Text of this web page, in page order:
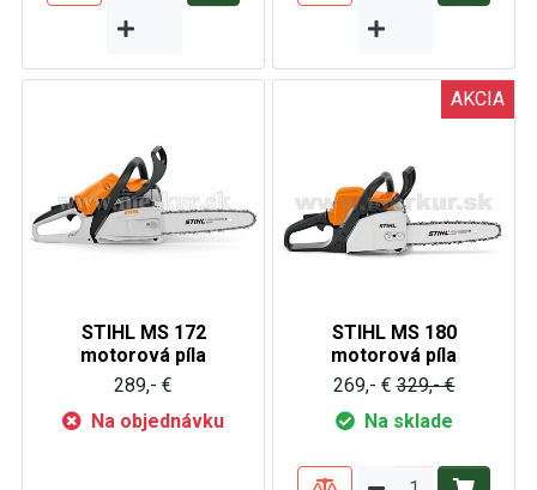
STIHL MS 172
motorová píla
289,- €
Na objednávku
AKCIA
STIHL MS 180
motorová píla
269,- € 329,- €
Na sklade